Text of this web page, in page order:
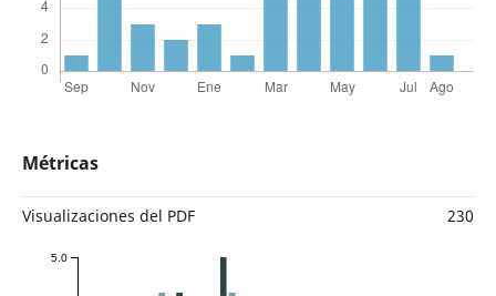
Métricas
Visualizaciones del PDF 230
5.0